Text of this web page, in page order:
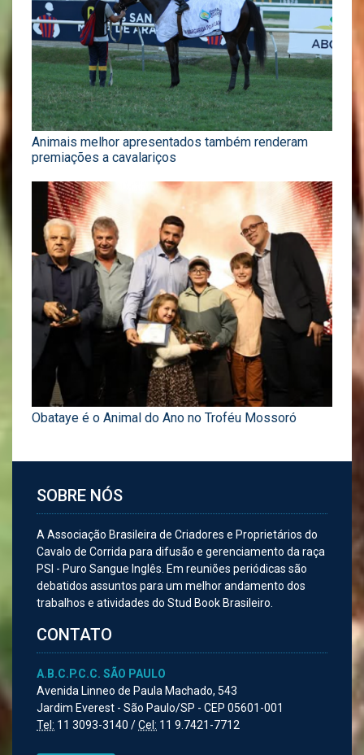
Animais melhor apresentados também renderam
premiações a cavalariços
Obataye é o Animal do Ano no Troféu Mossoró
SOBRE NÓS
A Associação Brasileira de Criadores e Proprietários do
Cavalo de Corrida para difusão e gerenciamento da raça
PSI - Puro Sangue Inglês. Em reuniões periódicas são
debatidos assuntos para um melhor andamento dos
trabalhos e atividades do Stud Book Brasileiro.
CONTATO
A.B.C.P.C.C. SÃO PAULO
Avenida Linneo de Paula Machado, 543
Jardim Everest - São Paulo/SP - CEP 05601-001
Tel: 11 3093-3140 /Cel: 11 9.7421-7712